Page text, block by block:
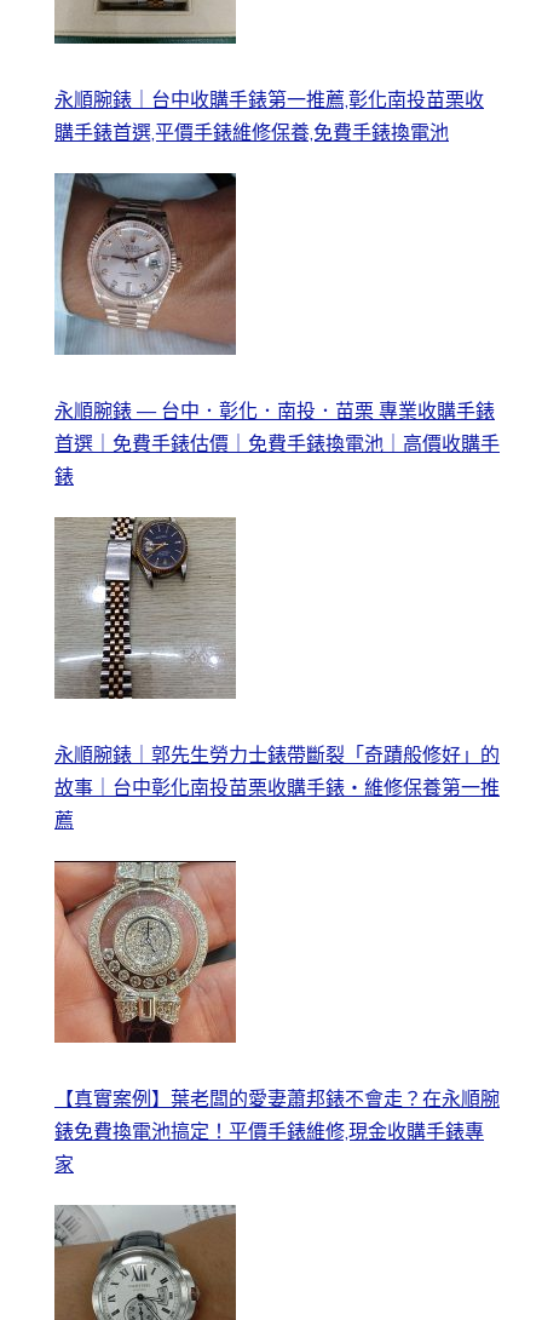
永順腕錶｜台中收購手錶第一推薦,彰化南投苗栗收
購手錶首選,平價手錶維修保養,免費手錶換電池
永順腕錶 — 台中．彰化．南投．苗栗 專業收購手錶
首選｜免費手錶估價｜免費手錶換電池｜高價收購手
錶
永順腕錶｜郭先生勞力士錶帶斷裂「奇蹟般修好」的
故事｜台中彰化南投苗栗收購手錶・維修保養第一推
薦
【真實案例】葉老闆的愛妻蕭邦錶不會走？在永順腕
錶免費換電池搞定！平價手錶維修,現金收購手錶專
家